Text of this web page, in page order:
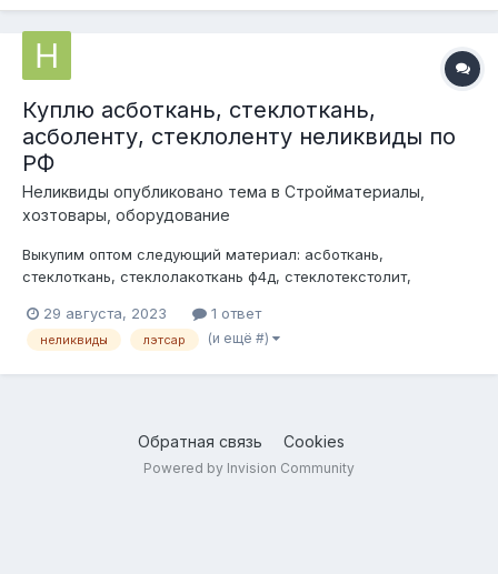
Куплю асботкань, стеклоткань,
асболенту, стеклоленту неликвиды по
РФ
Неликвиды опубликовано тема в Стройматериалы,
хозтовары, оборудование
Выкупим оптом следующий материал: асботкань,
стеклоткань, стеклолакоткань ф4д, стеклотекстолит,
полиимидную плёнку, плёнку склф-4д. фторопласт.
рассмотрим зарубежные аналоги. по необходимости.
29 августа, 2023 1 ответ
неликвиды лэтсар (и ещё #)
Обратная связь Cookies
Powered by Invision Community